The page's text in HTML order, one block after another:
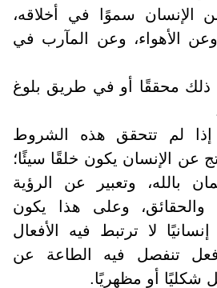
الإنسان سموًا في أخلاقه،
وعن الأهواء، وعن المآرب في
ذلك محققًا أو في طريق بلوغ
إذا لم تتحقق هذه الشروط
عن الإنسان يكون خلقًا سيئًا؛
بالله، وتعبير عن الرؤية
والحقائق، وعلى هذا يكون
لا ترتبط فيه الأفعال
فعل تنفصل فيه الطاعة عن
شكليًا أو مظهريًا.